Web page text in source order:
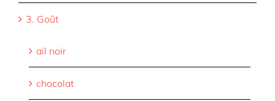
3. Goût
ail noir
chocolat